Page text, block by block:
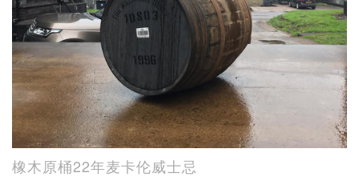
橡木原桶22年麦卡伦威士忌